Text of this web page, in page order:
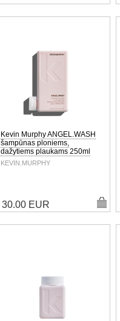
Kevin Murphy ANGEL.WASH
šampūnas ploniems,
dažytiems plaukams 250ml
KEVIN.MURPHY
30.00 EUR